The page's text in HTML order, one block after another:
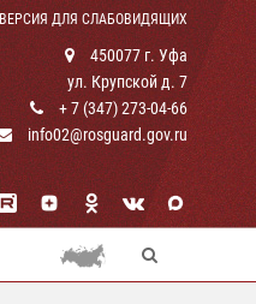
ВЕРСИЯ ДЛЯ СЛАБОВИДЯЩИХ
450077 г. Уфа
ул. Крупской д. 7
+ 7 (347) 273-04-66
info02@rosguard.gov.ru